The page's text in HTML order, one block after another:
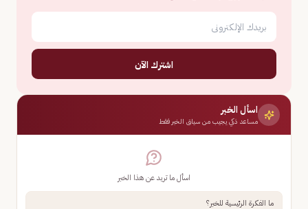
اشترك الآن
اسأل الخبر
مساعد ذكي يجيب من سياق الخبر فقط
اسأل ما تريد عن هذا الخبر
ما الفكرة الرئيسية للخبر؟